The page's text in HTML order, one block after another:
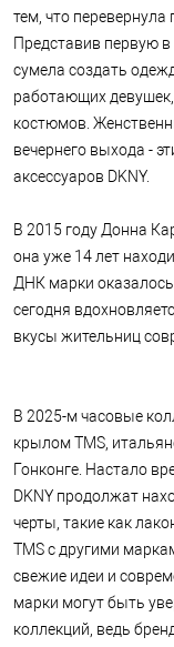
тем, что
Представив первую
сумела создать
работающих
костюмов.
вечернего выхода -
аксессуаров DKNY.
В 2015 году Донна
она уже 14 лет
ДНК марки
сегодня
вкусы жительниц
В 2025-м часовые
крылом TMS,
Гонконге. Настало
DKNY продолжат
черты, такие как
TMS с другими
свежие идеи и
марки могут быть
коллекций, ведь